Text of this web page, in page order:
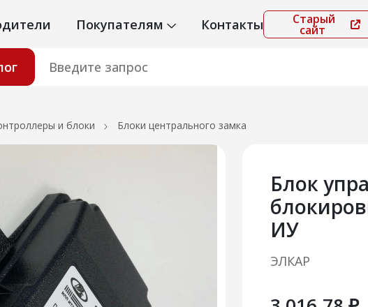
Покупателям Контакты Старый
сайт
и блоки Блоки центрального замка
Блок
ИУ
ЭЛКАР